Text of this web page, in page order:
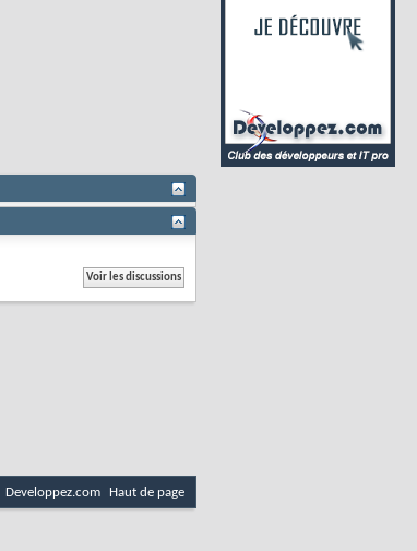
Developpez.com Haut de page